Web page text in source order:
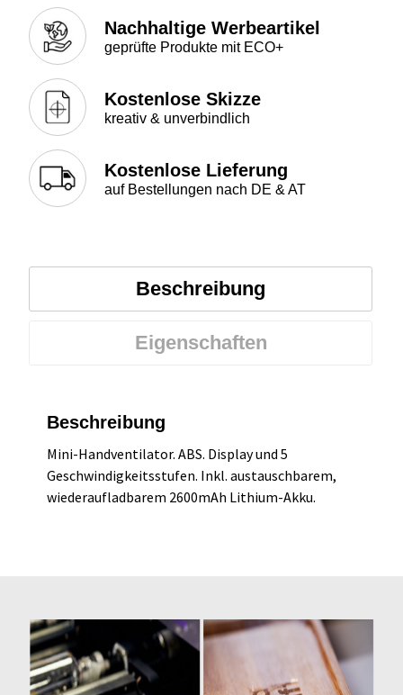
Nachhaltige Werbeartikel
geprüfte Produkte mit ECO+
Kostenlose Skizze
kreativ & unverbindlich
Kostenlose Lieferung
auf Bestellungen nach DE & AT
Beschreibung
Eigenschaften
Beschreibung
Mini-Handventilator. ABS. Display und 5
Geschwindigkeitsstufen. Inkl. austauschbarem,
wiederaufladbarem 2600mAh Lithium-Akku.